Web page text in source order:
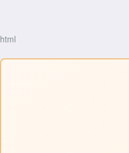
html